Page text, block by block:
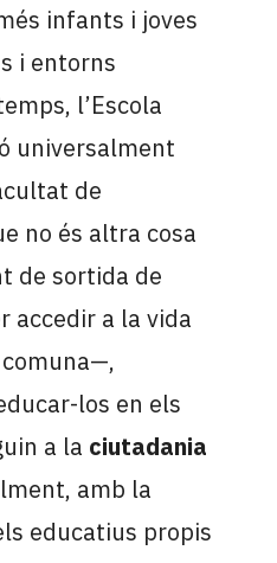
infants i joves
i entorns
l’Escola
universalment
de
no és altra cosa
de sortida de
accedir a la vida
los en els
a la ciutadania
amb la
educatius propis